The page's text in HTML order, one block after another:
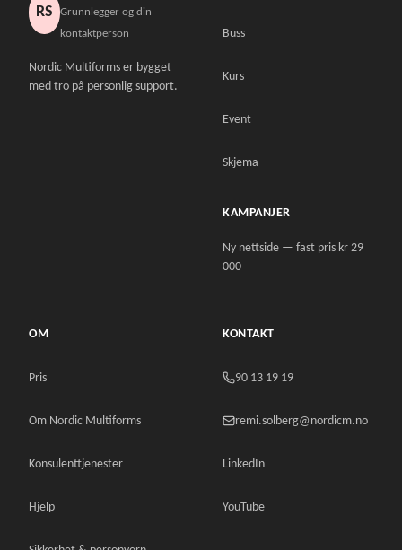
RS
Grunnlegger og din
kontaktperson
Nordic Multiforms er bygget
med tro på personlig support.
Buss
Kurs
Event
Skjema
KAMPANJER
Ny nettside — fast pris kr 29
000
OM
Pris
Om Nordic Multiforms
Konsulenttjenester
Hjelp
KONTAKT
90 13 19 19
remi.solberg@nordicm.no
LinkedIn
YouTube